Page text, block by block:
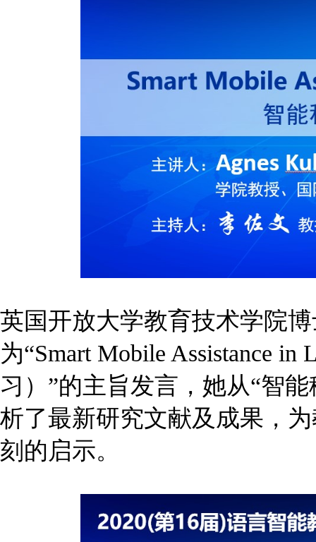
英国开放大学教育技术学院
为“Smart Mobile Assistance
习）”的主旨发言，她从“智
析了最新研究文献及成果，
刻的启示。